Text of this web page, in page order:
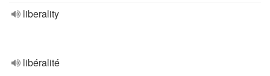
liberality
libéralité